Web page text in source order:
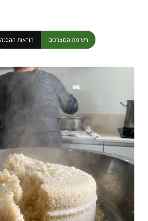
רשימת המצרכים הוראות ההכנה